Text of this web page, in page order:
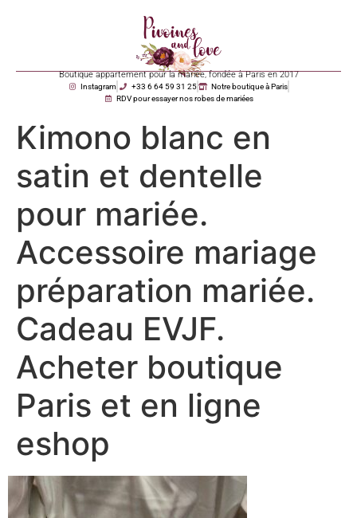
Boutique appartement pour la mariée, fondée à Paris en 2017
Instagram +33 6 64 59 31 25
Notre boutique à Paris
RDV pour essayer nos robes de mariées
Kimono blanc en
satin et dentelle
pour mariée.
Accessoire mariage
préparation mariée.
Cadeau EVJF.
Acheter boutique
Paris et en ligne
eshop